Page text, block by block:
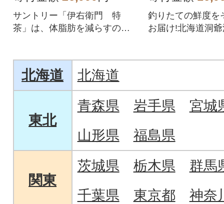
サントリー「伊右衛門 特
茶」は、体脂肪を減らすのを
釣りたての鮮度を
お届け!北海道洞
北海道 北海道
東北
青森県 岩手県
宮城
山形県
福島県
関東
茨城県 栃木県
群馬
千葉県
東京都 神奈